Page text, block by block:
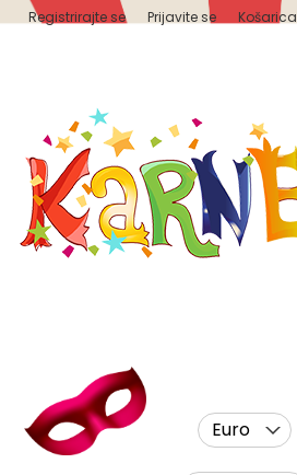
Registrirajte se Prijavite se Košarica
Euro